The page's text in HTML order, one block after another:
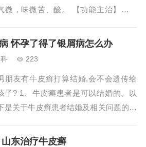
微，味微苦、酸。 【功能主治】清热
屑病， 玫瑰糠疹、药疹等。【规 格】
露聚糖肽片可能产生的副作用。这类...
怀孕了得了银屑病怎么办
223
朋友有牛皮癣打算结婚,会不会遗传给
子? 1、牛皮癣患者是可以结婚的。以
是关于牛皮癣患者结婚及相关问题的详
姻权利，因此你的男朋友完全可以结
东治疗牛皮癣